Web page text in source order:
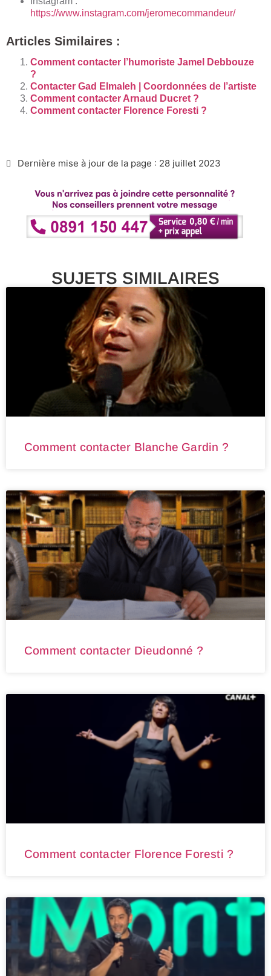
https://www.instagram.com/jeromecommandeur/
Articles Similaires :
Comment contacter l’humoriste Jamel Debbouze
?
Contacter Gad Elmaleh | Coordonnées de l’artiste
Comment contacter Arnaud Ducret ?
Comment contacter Florence Foresti ?
Dernière mise à jour de la page : 28 juillet 2023
SUJETS SIMILAIRES
Comment contacter Blanche Gardin ?
Comment contacter Dieudonné ?
Comment contacter Florence Foresti ?